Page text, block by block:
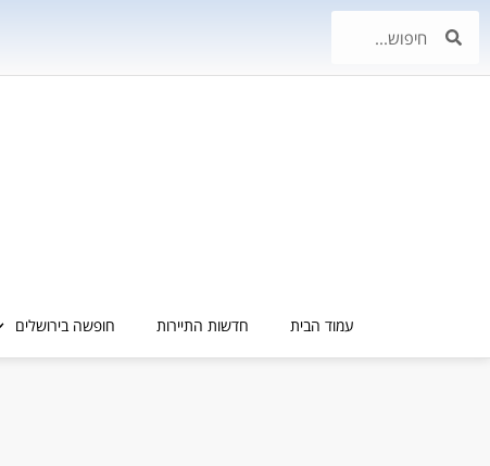
עמוד הבית חדשות התיירות חופשה בירושלים